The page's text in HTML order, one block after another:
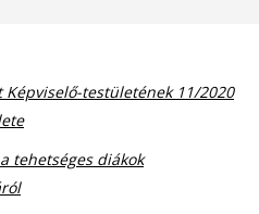
Képviselő-testületének 11/2020
tehetséges diákok